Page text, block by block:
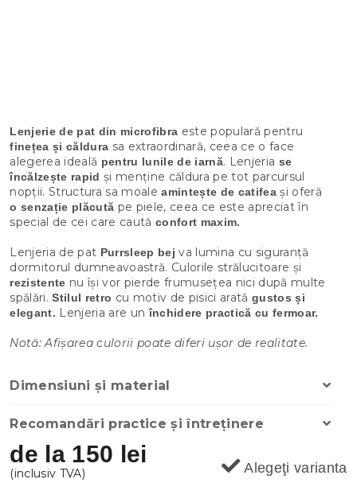
de la 150 lei
Alegeţi varianta
Lenjerie de pat din microfibra este populară pentru
finețea și căldura sa extraordinară, ceea ce o face
alegerea ideală pentru lunile de iarnă. Lenjeria se
încălzește rapid și menține căldura pe tot parcursul
nopții. Structura sa moaleamintește de catifeași oferă
o senzație plăcută pe piele, ceea ce este apreciat în
special de cei care caută confort maxim.
Lenjeria de pat Purrsleep bej va lumina cu siguranță
dormitorul dumneavoastră. Culorile strălucitoare și
rezistente nu își vor pierde frumusețea nici după multe
spălări.Stilul retro cu motiv de pisici arată gustos și
elegant. Lenjeria are unînchidere practică cu fermoar.
Notă: Afișarea culorii poate diferi ușor de realitate.
Dimensiuni și material
Recomandări practice și întreținere